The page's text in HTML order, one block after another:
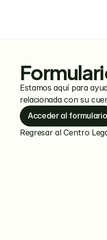
Estamos aquí para
relacionada con su
Acceder al formulario
Regresar al Centro